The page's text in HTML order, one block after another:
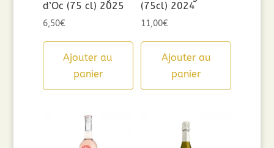
d’Oc (75 cl) 2025
6,50€
Ajouter au
panier
(75cl) 2024
11,00€
Ajouter au
panier